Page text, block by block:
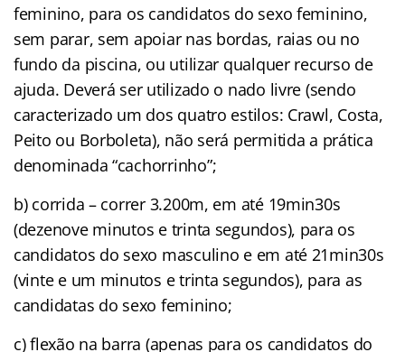
feminino, para os candidatos do sexo feminino,
sem parar, sem apoiar nas bordas, raias ou no
fundo da piscina, ou utilizar qualquer recurso de
ajuda. Deverá ser utilizado o nado livre (sendo
caracterizado um dos quatro estilos: Crawl, Costa,
Peito ou Borboleta), não será permitida a prática
denominada “cachorrinho”;
b) corrida – correr 3.200m, em até 19min30s
(dezenove minutos e trinta segundos), para os
candidatos do sexo masculino e em até 21min30s
(vinte e um minutos e trinta segundos), para as
candidatas do sexo feminino;
c) flexão na barra (apenas para os candidatos do